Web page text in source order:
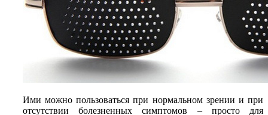
Ими можно пользоваться при нормальном зрении и при
отсутствии болезненных симптомов – просто для